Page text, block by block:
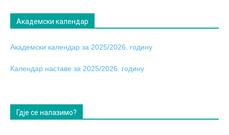
Академски календар
Академски календар за 2025/2026. годину
Календар наставе за 2025/2026. годину
Гдје се налазимо?